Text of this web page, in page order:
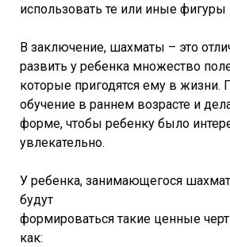
использовать те или иные фигуры
В заключение, шахматы – это
развить у ребенка множество
которые пригодятся ему в жизни.
обучение в раннем возрасте и
форме, чтобы ребенку было
увлекательно.
У ребенка, занимающегося
будут
формироваться такие ценные
как:⠀⠀⠀⠀⠀⠀⠀⠀⠀